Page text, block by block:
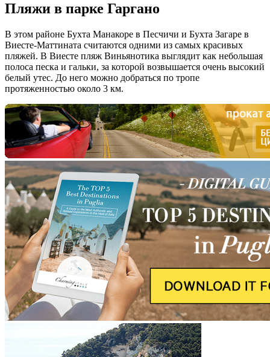
Пляжи в парке Гаргано
В этом районе Бухта Манакоре в Песчичи и Бухта Загаре в
Виесте-Маттината считаются одними из самых красивых
пляжей. В Виесте пляж Виньянотика выглядит как небольшая
полоса песка и гальки, за которой возвышается очень высокий
белый утес. До него можно добраться по тропе
протяженностью около 3 км.